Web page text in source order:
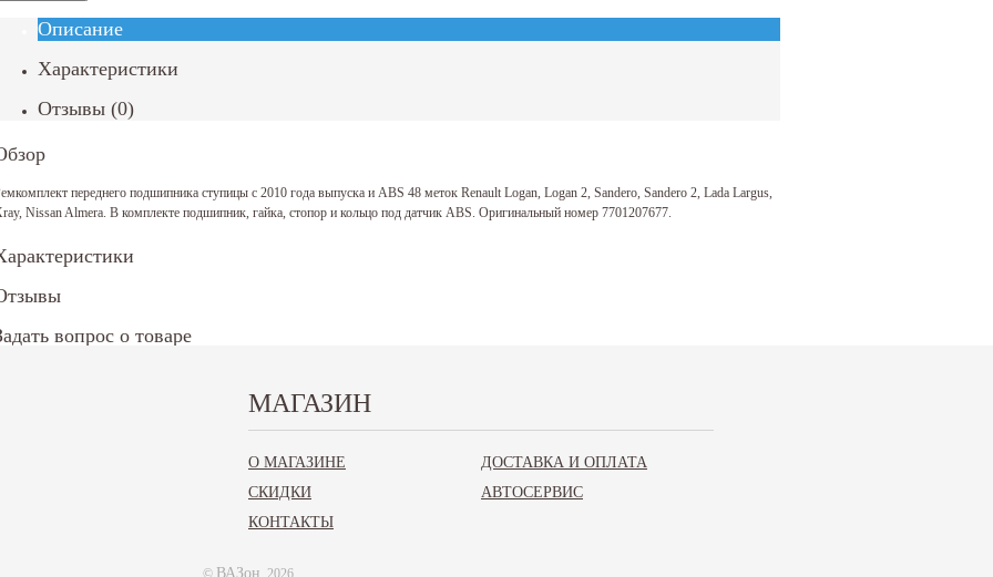
Описание
Характеристики
Отзывы (0)
переднего подшипника ступицы с 2010 года выпуска и ABS 48 меток Renault Logan, Logan 2, Sandero, Sandero 2, Lada Largus,
Nissan Almera. В комплекте подшипник, гайка, стопор и кольцо под датчик ABS. Оригинальный номер 7701207677.
вопрос о товаре
МАГАЗИН
О МАГАЗИНЕ
ДОСТАВКА И ОПЛАТА
СКИДКИ
АВТОСЕРВИС
КОНТАКТЫ
© ВАЗон , 2026